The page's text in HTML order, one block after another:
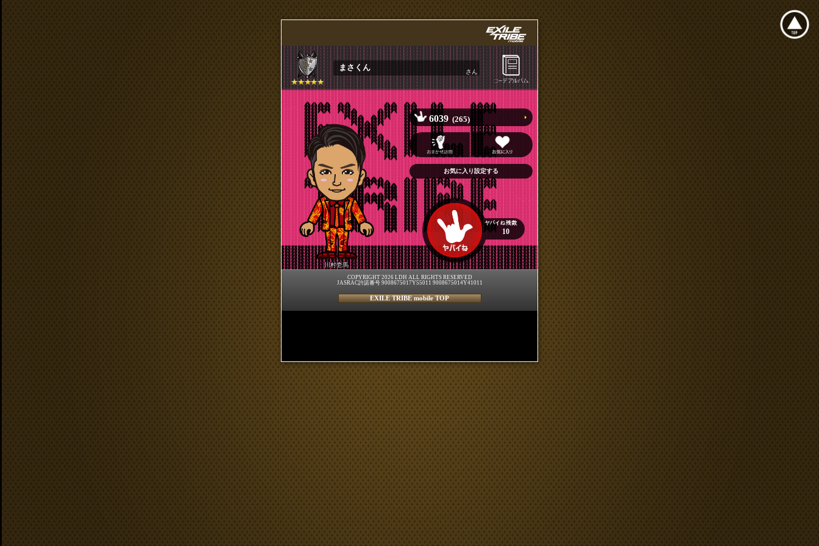
まさくん さん
川村壱馬
6039 (265)
10
COPYRIGHT 2026 LDH ALL RIGHTS RESERVED
JASRAC許諾番号 9008675017Y55011 9008675014Y41011
EXILE TRIBE mobile TOP